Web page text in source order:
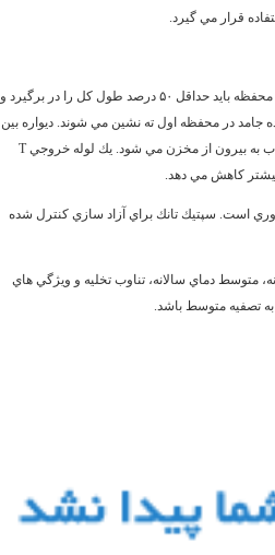
قرار مي گيرد.
يك سيستم سپتيك تانك بايد حداقل دو محفظه داشته باشد. اولين محفظه بايد حداقل ۵۰ درصد طول كل را در بر‌گيرد و
در محفظه اول ته نشين مي ‌شوند. ديواره بين
محفظه‌ ها، سبب جلوگيري از فرار كفاب و جامدات همراه با پساب به بيرون از مخزن مي شود. يك لوله خروجي T
كاهش مي‌ دهد.
است. سپتيك تانك براي آزاد سازي كنترل ‌شده
متوسط دماي سالانه، تناوب تخليه و ويژگي‌ هاي